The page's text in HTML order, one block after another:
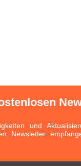
und
Newsletter